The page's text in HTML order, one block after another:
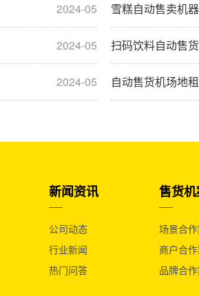
2024-05 雪糕自动售卖机
2024-05 扫码饮料自动售
2024-05 自动售货机场地
新闻资讯
公司动态
行业新闻
热门问答
售货
场景合
商户合
品牌合